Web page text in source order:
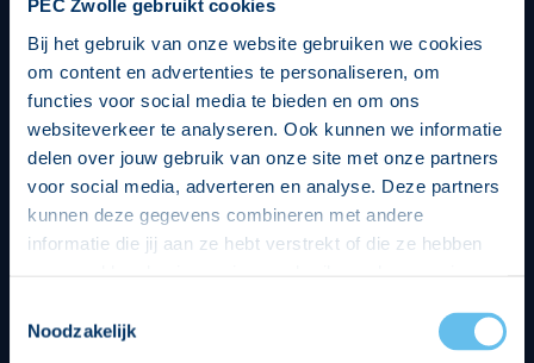
PEC Zwolle gebruikt cookies
Bij het gebruik van onze website gebruiken we cookies
om content en advertenties te personaliseren, om
functies voor social media te bieden en om ons
websiteverkeer te analyseren. Ook kunnen we informatie
delen over jouw gebruik van onze site met onze partners
voor social media, adverteren en analyse. Deze partners
kunnen deze gegevens combineren met andere
informatie die jij aan ze hebt verstrekt of die ze hebben
op een veilige en integere wijze. Je kunt je toestemming
beheren op de privacy- en cookieverklaring pagina.
Noodzakelijk